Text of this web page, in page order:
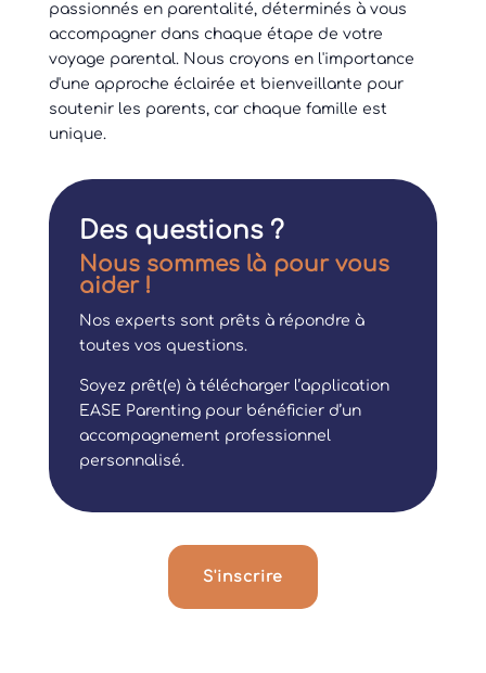
passionnés en parentalité, déterminés à vous
accompagner dans chaque étape de votre
voyage parental. Nous croyons en l'importance
d'une approche éclairée et bienveillante pour
soutenir les parents, car chaque famille est
unique.
Des questions ?
Nous sommes là pour vous
aider !
Nos experts sont prêts à répondre à
toutes vos questions.
Soyez prêt(e) à télécharger l’application
EASE Parenting pour bénéficier d’un
accompagnement professionnel
personnalisé.
S'inscrire